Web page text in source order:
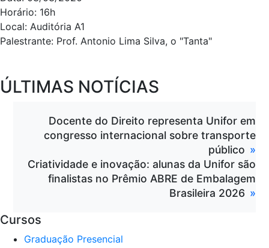
Horário: 16h
Local: Auditória A1
Palestrante: Prof. Antonio Lima Silva, o "Tanta"
ÚLTIMAS NOTÍCIAS
Docente do Direito representa Unifor em
congresso internacional sobre transporte
público
Criatividade e inovação: alunas da Unifor são
finalistas no Prêmio ABRE de Embalagem
Brasileira 2026
Cursos
Graduação Presencial